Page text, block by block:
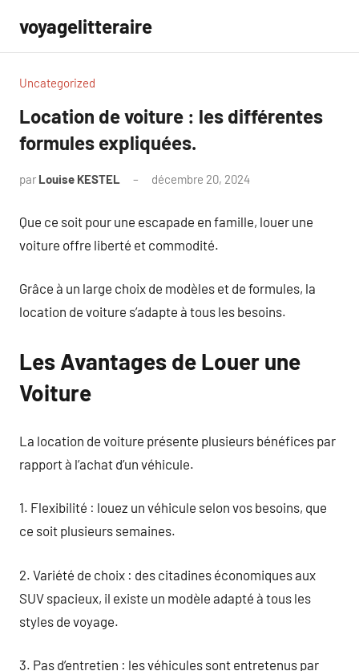
contenu
voyagelitteraire
Uncategorized
Location de voiture : les différentes
formules expliquées.
par Louise KESTEL décembre 20, 2024
Que ce soit pour une escapade en famille, louer une
voiture offre liberté et commodité.
Grâce à un large choix de modèles et de formules, la
location de voiture s’adapte à tous les besoins.
Les Avantages de Louer une
Voiture
La location de voiture présente plusieurs bénéfices par
rapport à l’achat d’un véhicule.
1. Flexibilité : louez un véhicule selon vos besoins, que
ce soit plusieurs semaines.
2. Variété de choix : des citadines économiques aux
SUV spacieux, il existe un modèle adapté à tous les
styles de voyage.
3. Pas d’entretien : les véhicules sont entretenus par